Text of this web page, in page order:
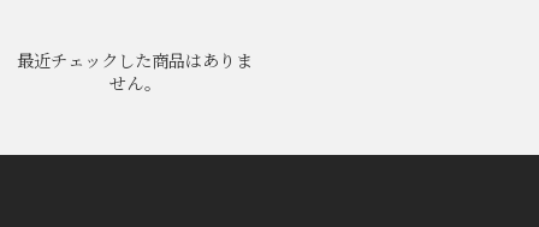
最近チェックした商品はありま
せん。